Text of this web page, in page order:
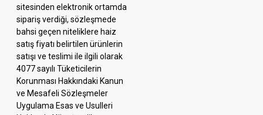
sitesinden elektronik ortamda
sipariş verdiği, sözleşmede
bahsi geçen niteliklere haiz
satış fiyatı belirtilen ürünlerin
satışı ve teslimi ile ilgili olarak
4077 sayılı Tüketicilerin
Korunması Hakkındaki Kanun
ve Mesafeli Sözleşmeler
Uygulama Esas ve Usulleri